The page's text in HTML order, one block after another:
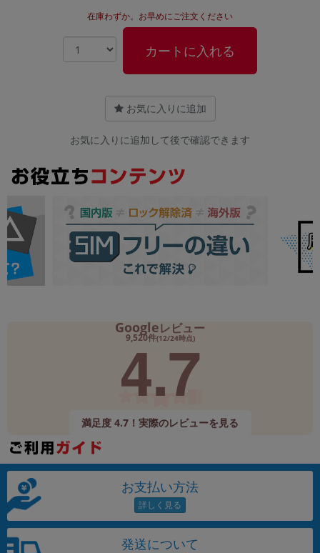
在庫わずか。お早めにご注文ください
カートに入れる
お気に入りに追加
お気に入りに追加して後で確認できます
Googleレビュー
9,520件(12/24時点)
4.7
満足度 4.7！実際のレビューを見る
お支払い方法
発送について